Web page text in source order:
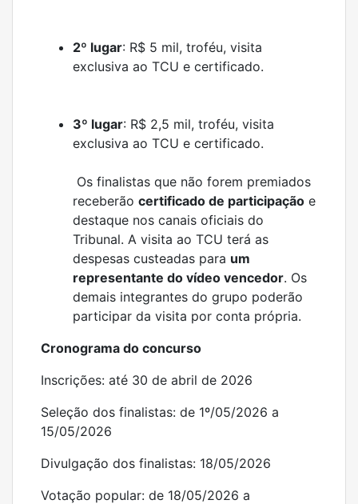
2º lugar: R$ 5 mil, troféu, visita
exclusiva ao TCU e certificado.
3º lugar: R$ 2,5 mil, troféu, visita
exclusiva ao TCU e certificado.
Os finalistas que não forem premiados
receberão certificado de participação e
destaque nos canais oficiais do
Tribunal. A visita ao TCU terá as
despesas custeadas para um
representante do vídeo vencedor. Os
demais integrantes do grupo poderão
participar da visita por conta própria.
Cronograma do concurso
Inscrições: até 30 de abril de 2026
Seleção dos finalistas: de 1º/05/2026 a
15/05/2026
Divulgação dos finalistas: 18/05/2026
Votação popular: de 18/05/2026 a